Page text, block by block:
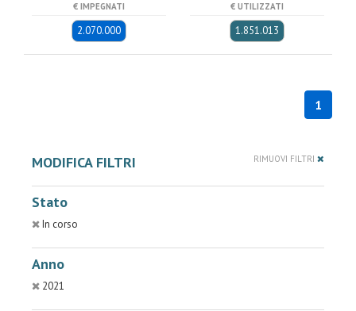
€ IMPEGNATI
2.070.000
€ UTILIZZATI
1.851.013
1
MODIFICA FILTRI RIMUOVI FILTRI
Stato
In corso
Anno
2021